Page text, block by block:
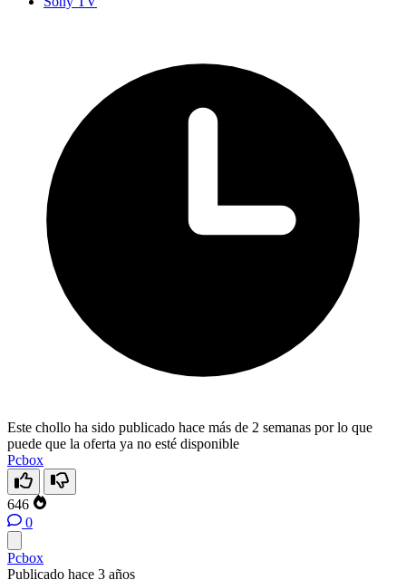
Este chollo ha sido publicado hace más de 2 semanas por lo que
puede que la oferta ya no esté disponible
Pcbox
646
0
Pcbox
Publicado hace 3 años